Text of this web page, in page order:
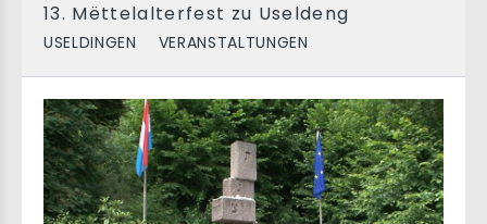
13. Mëttelalterfest zu Useldeng
USELDINGEN VERANSTALTUNGEN